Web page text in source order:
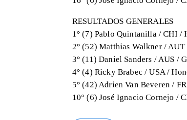
RESULTADOS GENERALES
1° (7) Pablo Quintanilla / CHI /
2° (52) Matthias Walkner /
3° (11) Daniel Sanders / AUS /
4° (4) Ricky Brabec / USA /
5° (42) Adrien Van Beveren /
10° (6) José Ignacio Cornejo /